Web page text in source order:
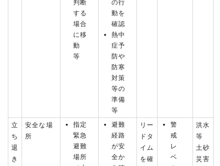
判断
する
場合
に移
動
等
の行
動を
確認
熱中
症予
防や
防寒
対策
等の
準備
等
立
ち
退
き
安全な場
所
指定
緊急
避難
場所
避難
経路
が安
全か
リー
ドタ
イム
を確
警
戒
レ
ベ
洪水
等
土砂
災害